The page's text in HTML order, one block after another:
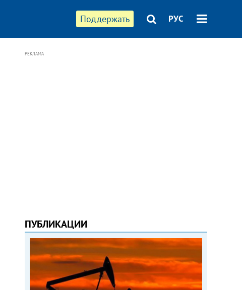
Поддержать РУС
РЕКЛАМА
ПУБЛИКАЦИИ